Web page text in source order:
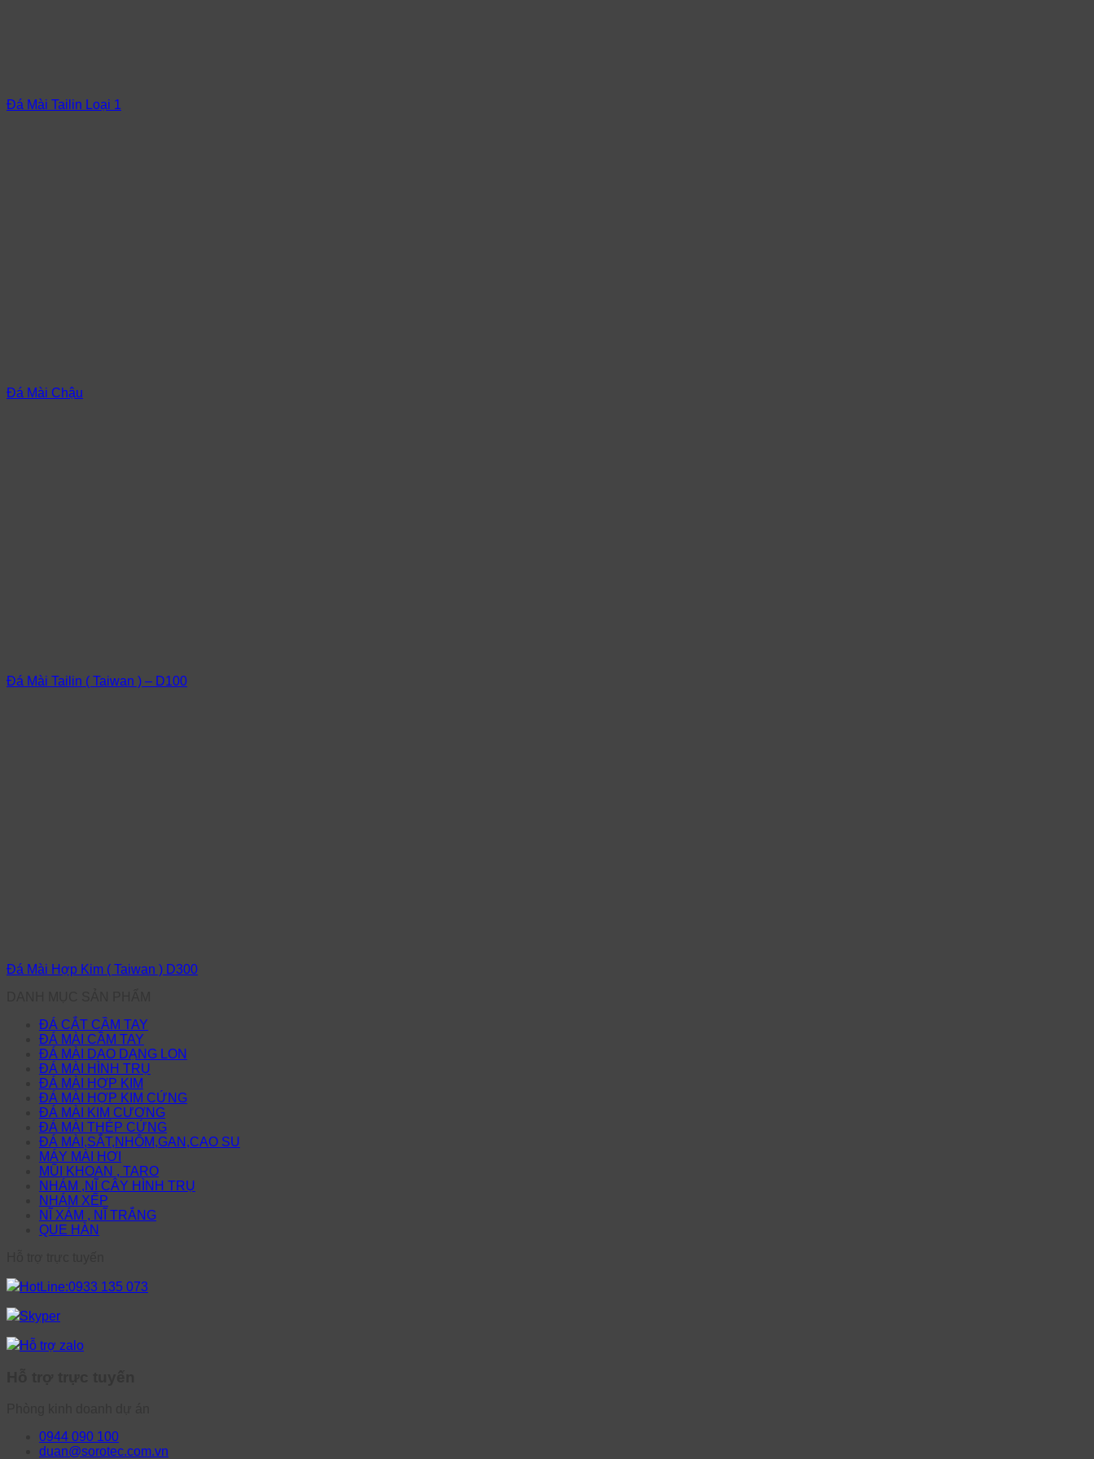
Đá Mài Tailin Loại 1
Đá Mài Chậu
Đá Mài Tailin ( Taiwan ) – D100
Đá Mài Hợp Kim ( Taiwan ) D300
ĐÁ CẮT CẦM TAY
ĐÁ MÀI CẦM TAY
ĐÁ MÀI DAO DẠNG LON
ĐÁ MÀI HÌNH TRỤ
ĐÁ MÀI HỢP KIM
ĐÁ MÀI HỢP KIM CỨNG
ĐÁ MÀI KIM CƯƠNG
ĐÁ MÀI THÉP CỨNG
ĐÁ MÀI,SẮT,NHÔM,GAN,CAO SU
MÁY MÀI HƠI
MŨI KHOAN , TARO
NHÁM ,NĨ CÂY HÌNH TRỤ
NHÁM XẾP
NĨ XÁM , NĨ TRẮNG
QUE HÀN
HotLine:0933 135 073
Skyper
Hỗ trợ zalo
0944 090 100
duan@sorotec.com.vn